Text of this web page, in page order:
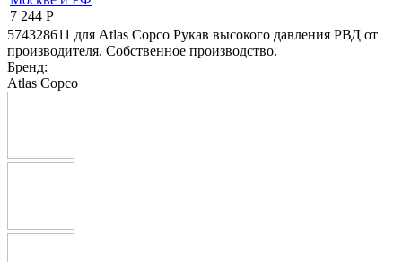
7 244 Р
574328611 для Atlas Copco Рукав высокого давления РВД от
производителя. Собственное производство.
Бренд:
Atlas Copco